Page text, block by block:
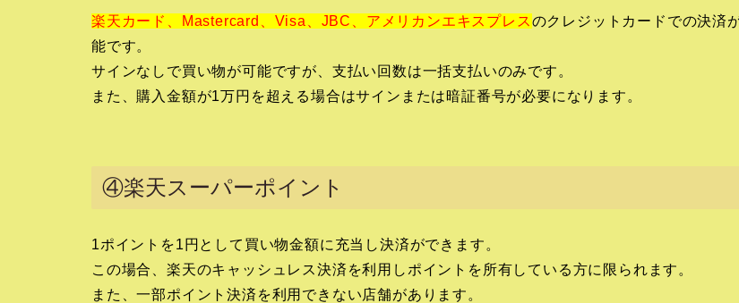
楽天カード、Mastercard、Visa、JBC、アメリカンエキスプレスのクレジットカードでの決済
能です。
サインなしで買い物が可能ですが、支払い回数は一括支払いのみです。
また、購入金額が1万円を超える場合はサインまたは暗証番号が必要になります。
④楽天スーパーポイント
1ポイントを1円として買い物金額に充当し決済ができます。
この場合、楽天のキャッシュレス決済を利用しポイントを所有している方に限られます。
また、一部ポイント決済を利用できない店舗があります。